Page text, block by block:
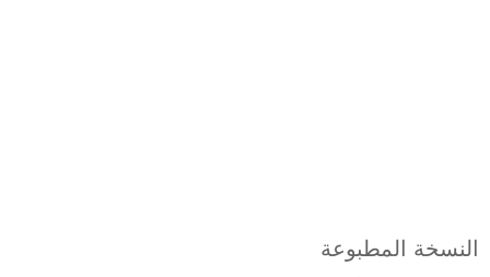
النسخة المطبوعة